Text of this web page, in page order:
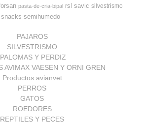
pasta-de-cria-bipal rsl savic silvestrismo
snacks-semihumedo
PAJAROS
SILVESTRISMO
PALOMAS Y PERDIZ
AVIMAX VAESEN Y ORNI GREN
Productos avianvet
PERROS
GATOS
ROEDORES
REPTILES Y PECES